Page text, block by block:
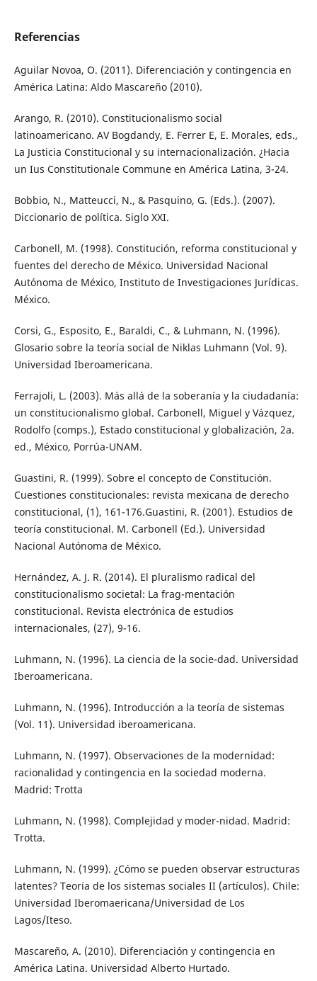
Referencias
Aguilar Novoa, O. (2011). Diferenciación y contingencia en
América Latina: Aldo Mascareño (2010).
Arango, R. (2010). Constitucionalismo social
latinoamericano. AV Bogdandy, E. Ferrer E, E. Morales, eds.,
La Justicia Constitucional y su internacionalización. ¿Hacia
un Ius Constitutionale Commune en América Latina, 3-24.
Bobbio, N., Matteucci, N., & Pasquino, G. (Eds.). (2007).
Diccionario de política. Siglo XXI.
Carbonell, M. (1998). Constitución, reforma constitucional y
fuentes del derecho de México. Universidad Nacional
Autónoma de México, Instituto de Investigaciones Jurídicas.
México.
Corsi, G., Esposito, E., Baraldi, C., & Luhmann, N. (1996).
Glosario sobre la teoría social de Niklas Luhmann (Vol. 9).
Universidad Iberoamericana.
Ferrajoli, L. (2003). Más allá de la soberanía y la ciudadanía:
un constitucionalismo global. Carbonell, Miguel y Vázquez,
Rodolfo (comps.), Estado constitucional y globalización, 2a.
ed., México, Porrúa-UNAM.
Guastini, R. (1999). Sobre el concepto de Constitución.
Cuestiones constitucionales: revista mexicana de derecho
constitucional, (1), 161-176.Guastini, R. (2001). Estudios de
teoría constitucional. M. Carbonell (Ed.). Universidad
Nacional Autónoma de México.
Hernández, A. J. R. (2014). El pluralismo radical del
constitucionalismo societal: La frag-mentación
constitucional. Revista electrónica de estudios
internacionales, (27), 9-16.
Luhmann, N. (1996). La ciencia de la socie-dad. Universidad
Iberoamericana.
Luhmann, N. (1996). Introducción a la teoría de sistemas
(Vol. 11). Universidad iberoamericana.
Luhmann, N. (1997). Observaciones de la modernidad:
racionalidad y contingencia en la sociedad moderna.
Madrid: Trotta
Luhmann, N. (1998). Complejidad y moder-nidad. Madrid:
Trotta.
Luhmann, N. (1999). ¿Cómo se pueden observar estructuras
latentes? Teoría de los sistemas sociales II (artículos). Chile:
Universidad Iberomaericana/Universidad de Los
Lagos/Iteso.
Mascareño, A. (2010). Diferenciación y contingencia en
América Latina. Universidad Alberto Hurtado.